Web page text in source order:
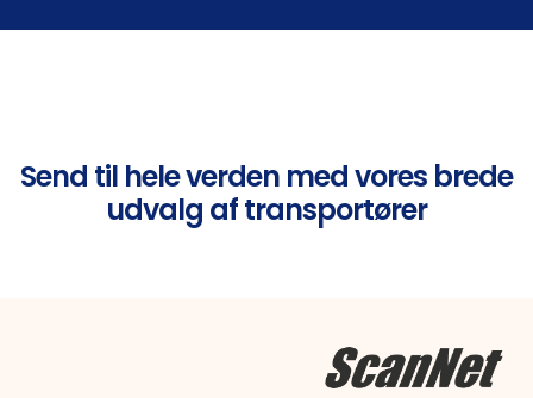
Send til hele verden med vores brede
udvalg af transportører